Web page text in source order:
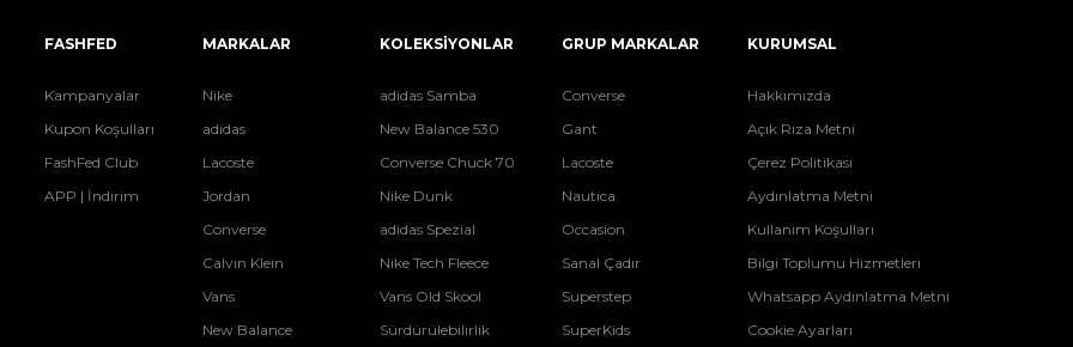
FASHFED
Kampanyalar
Kupon Koşulları
FashFed Club
APP | İndirim
MARKALAR
Nike
adidas
Lacoste
Jordan
Converse
Calvin Klein
Vans
New Balance
KOLEKSİYONLAR
adidas Samba
New Balance 530
Converse Chuck 70
Nike Dunk
adidas Spezial
Nike Tech Fleece
Vans Old Skool
Sürdürülebilirlik
GRUP MARKALAR
Converse
Gant
Lacoste
Nautica
Occasion
Sanal Çadır
Superstep
SuperKids
KURUMSAL
Hakkımızda
Açık Rıza Metni
Çerez Politikası
Aydınlatma Metni
Kullanım Koşulları
Bilgi Toplumu Hizmetleri
Whatsapp Aydınlatma Metni
Cookie Ayarları